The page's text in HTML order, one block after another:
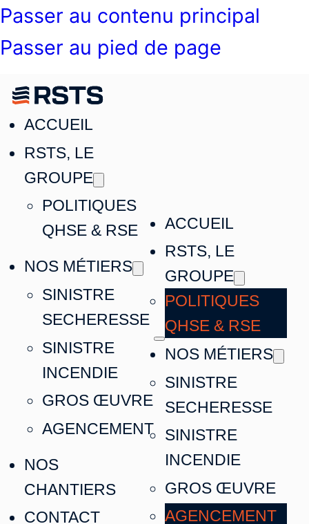
Passer au contenu principal
Passer au pied de page
ACCUEIL
RSTS, LE
GROUPE
POLITIQUES
QHSE & RSE
NOS MÉTIERS
SINISTRE
SECHERESSE
SINISTRE
INCENDIE
GROS ŒUVRE
AGENCEMENT
NOS
CHANTIERS
CONTACT
ACCUEIL
RSTS, LE
GROUPE
POLITIQUES
QHSE & RSE
NOS MÉTIERS
SINISTRE
SECHERESSE
SINISTRE
INCENDIE
GROS ŒUVRE
AGENCEMENT